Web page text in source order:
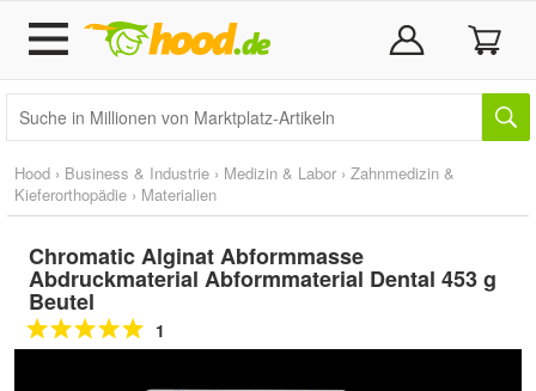
Hood › Business & Industrie › Medizin & Labor › Zahnmedizin &
Kieferorthopädie › Materialien
Chromatic Alginat Abformmasse
Abdruckmaterial Abformmaterial Dental 453 g
Beutel
1